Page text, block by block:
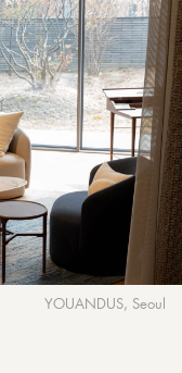
YOUANDUS, Seoul